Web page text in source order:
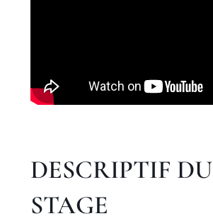
DESCRIPTIF DU
STAGE